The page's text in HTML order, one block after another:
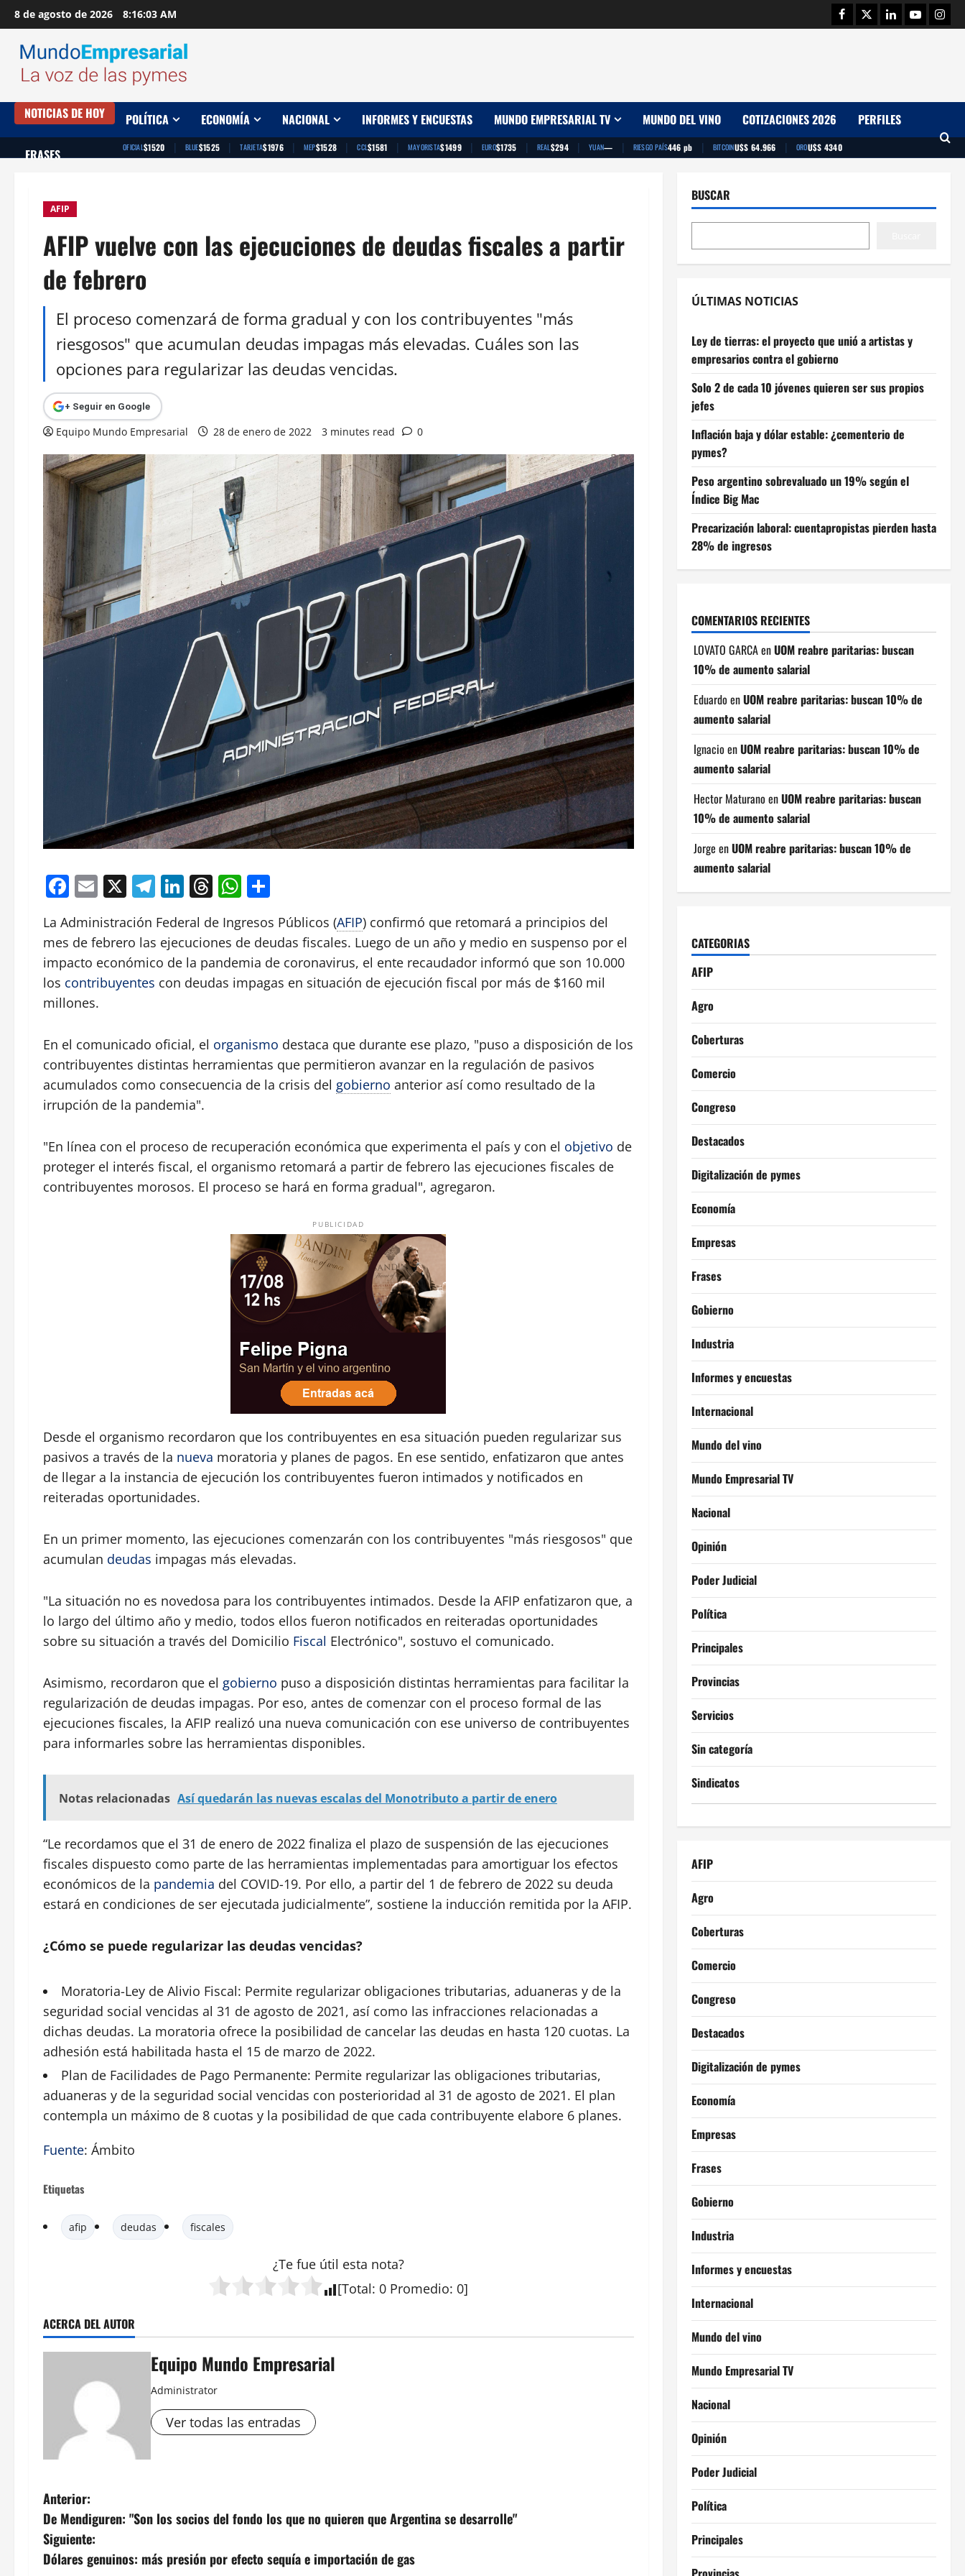
Saltar
al
contenido
8 de agosto de 2026 8:16:04 AM Facebook
TwitterLinkedinYoutube
NOTICIAS DE HOY POLÍTICA ECONOMÍA NACIONAL INFORMES Y ENCUESTAS MUNDO EMPRESARIAL TV MUNDO DEL VINO COTIZACIONES 2026 PERFILES
FRASES OFICIAL$1520 | BLUE$1525 | TARJETA$1976 | MEP$1528 | CCL$1581 | MAYORISTA$1499 | EURO$1735 | REAL$294 | YUAN— | RIESGO PAÍS446 pb | BITCOINU$S 64.966 | OROU$S 4340
AFIP
AFIP vuelve con las ejecuciones de deudas fiscales a partir
de febrero
El proceso comenzará de forma gradual y con los contribuyentes "más
riesgosos" que acumulan deudas impagas más elevadas. Cuáles son las
opciones para regularizar las deudas vencidas.
+ Seguir en Google
Equipo Mundo Empresarial 28 de enero de 2022 3 minutes read 0
Facebook
Email
X Telegram
LinkedIn
Threads
WhatsApp
La Administración Federal de Ingresos Públicos (AFIP) confirmó que retomará a principios del
mes de febrero las ejecuciones de deudas fiscales. Luego de un año y medio en suspenso por el
impacto económico de la pandemia de coronavirus, el ente recaudador informó que son 10.000
los contribuyentes con deudas impagas en situación de ejecución fiscal por más de $160 mil
millones.
En el comunicado oficial, el organismo destaca que durante ese plazo, "puso a disposición de los
contribuyentes distintas herramientas que permitieron avanzar en la regulación de pasivos
acumulados como consecuencia de la crisis del gobierno anterior así como resultado de la
irrupción de la pandemia".
"En línea con el proceso de recuperación económica que experimenta el país y con el objetivo de
proteger el interés fiscal, el organismo retomará a partir de febrero las ejecuciones fiscales de
contribuyentes morosos. El proceso se hará en forma gradual", agregaron.
PUBLICIDAD
Desde el organismo recordaron que los contribuyentes en esa situación pueden regularizar sus
pasivos a través de la nueva moratoria y planes de pagos. En ese sentido, enfatizaron que antes
de llegar a la instancia de ejecución los contribuyentes fueron intimados y notificados en
reiteradas oportunidades.
En un primer momento, las ejecuciones comenzarán con los contribuyentes "más riesgosos" que
acumulan deudas impagas más elevadas.
"La situación no es novedosa para los contribuyentes intimados. Desde la AFIP enfatizaron que, a
lo largo del último año y medio, todos ellos fueron notificados en reiteradas oportunidades
sobre su situación a través del Domicilio Fiscal Electrónico", sostuvo el comunicado.
Asimismo, recordaron que el gobierno puso a disposición distintas herramientas para facilitar la
regularización de deudas impagas. Por eso, antes de comenzar con el proceso formal de las
ejecuciones fiscales, la AFIP realizó una nueva comunicación con ese universo de contribuyentes
para informarles sobre las herramientas disponibles.
Notas relacionadas Así quedarán las nuevas escalas del Monotributo a partir de enero
“Le recordamos que el 31 de enero de 2022 finaliza el plazo de suspensión de las ejecuciones
fiscales dispuesto como parte de las herramientas implementadas para amortiguar los efectos
económicos de la pandemia del COVID-19. Por ello, a partir del 1 de febrero de 2022 su deuda
estará en condiciones de ser ejecutada judicialmente”, sostiene la inducción remitida por la AFIP.
¿Cómo se puede regularizar las deudas vencidas?
Moratoria-Ley de Alivio Fiscal: Permite regularizar obligaciones tributarias, aduaneras y de la
seguridad social vencidas al 31 de agosto de 2021, así como las infracciones relacionadas a
dichas deudas. La moratoria ofrece la posibilidad de cancelar las deudas en hasta 120 cuotas. La
adhesión está habilitada hasta el 15 de marzo de 2022.
Plan de Facilidades de Pago Permanente: Permite regularizar las obligaciones tributarias,
aduaneras y de la seguridad social vencidas con posterioridad al 31 de agosto de 2021. El plan
contempla un máximo de 8 cuotas y la posibilidad de que cada contribuyente elabore 6 planes.
Fuente: Ámbito
Etiquetas
afip deudas fiscales
¿Te fue útil esta nota?
[Total: 0 Promedio: 0]
ACERCA DEL AUTOR
Equipo Mundo Empresarial
Administrator
Ver todas las entradas
N
a
v
Anterior:
De Mendiguren: "Son los socios del fondo los que no quieren que Argentina se desarrolle"
Siguiente:
Dólares genuinos: más presión por efecto sequía e importación de gas
BUSCAR
ÚLTIMAS NOTICIAS
Ley de tierras: el proyecto que unió a artistas y
empresarios contra el gobierno
Solo 2 de cada 10 jóvenes quieren ser sus propios
jefes
Inflación baja y dólar estable: ¿cementerio de
pymes?
Peso argentino sobrevaluado un 19% según el
Índice Big Mac
Precarización laboral: cuentapropistas pierden hasta
28% de ingresos
COMENTARIOS RECIENTES
LOVATO GARCAenUOM reabre paritarias: buscan
10% de aumento salarial
Eduardo enUOM reabre paritarias: buscan 10% de
aumento salarial
Ignacio enUOM reabre paritarias: buscan 10% de
aumento salarial
Hector Maturano enUOM reabre paritarias: buscan
10% de aumento salarial
Jorge enUOM reabre paritarias: buscan 10% de
aumento salarial
CATEGORIAS
AFIP
Agro
Coberturas
Comercio
Congreso
Destacados
Digitalización de pymes
Economía
Empresas
Frases
Gobierno
Industria
Informes y encuestas
Internacional
Mundo del vino
Mundo Empresarial TV
Nacional
Opinión
Poder Judicial
Política
Principales
Provincias
Servicios
Sin categoría
Sindicatos
AFIP
Agro
Coberturas
Comercio
Congreso
Destacados
Digitalización de pymes
Economía
Empresas
Frases
Gobierno
Industria
Informes y encuestas
Internacional
Mundo del vino
Mundo Empresarial TV
Nacional
Opinión
Poder Judicial
Política
Principales